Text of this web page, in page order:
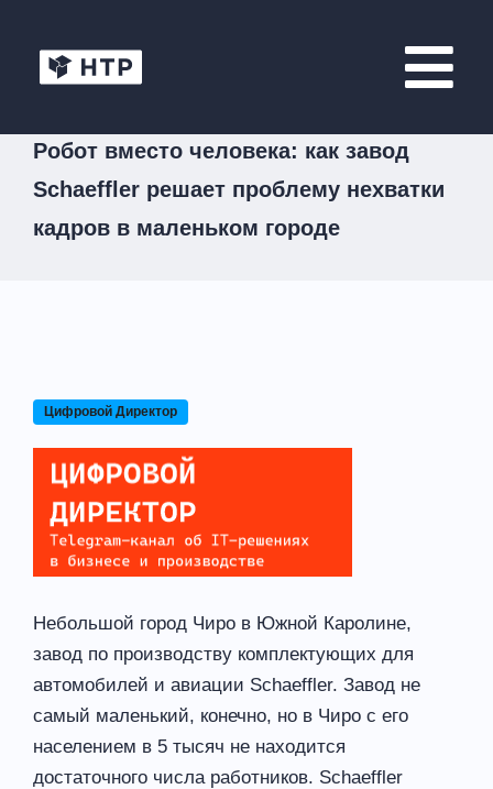
Робот вместо человека: как завод
Schaeffler решает проблему нехватки
кадров в маленьком городе
Цифровой Директор
Небольшой город Чиро в Южной Каролине,
завод по производству комплектующих для
автомобилей и авиации Schaeffler. Завод не
самый маленький, конечно, но в Чиро с его
населением в 5 тысяч не находится
достаточного числа работников. Schaeffler